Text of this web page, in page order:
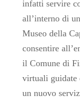
infatti servire
all’interno di
Museo della
consentire
il Comune di
virtuali guidate
un nuovo